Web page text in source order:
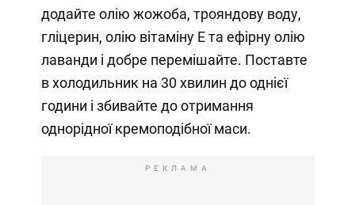
додайте олію жожоба, трояндову воду,
гліцерин, олію вітаміну Е та ефірну олію
лаванди і добре перемішайте. Поставте
в холодильник на 30 хвилин до однієї
години і збивайте до отримання
однорідної кремоподібної маси.
РЕКЛАМА